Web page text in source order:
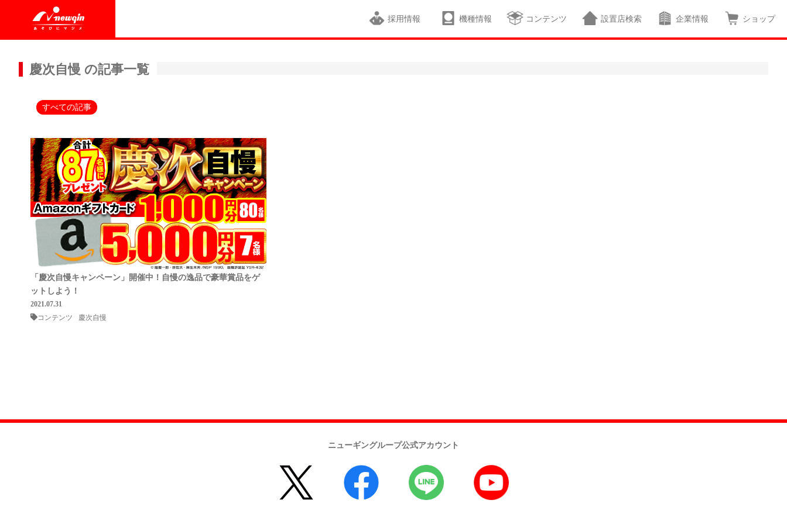
採用情報 機種情報 コンテンツ 設置店検索 企業情報 ショップ
慶次自慢 の記事一覧
すべての記事
「慶次自慢キャンペーン」開催中！自慢の逸品で豪華賞品をゲ
ットしよう！
2021.07.31
コンテンツ
慶次自慢
ニューギングループ公式アカウント